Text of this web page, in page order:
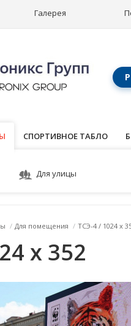
Галерея
СПОРТИВНОЕ ТАБЛО
Для улицы
/ Для помещения / ТСЭ-4 / 1024 x
x 352